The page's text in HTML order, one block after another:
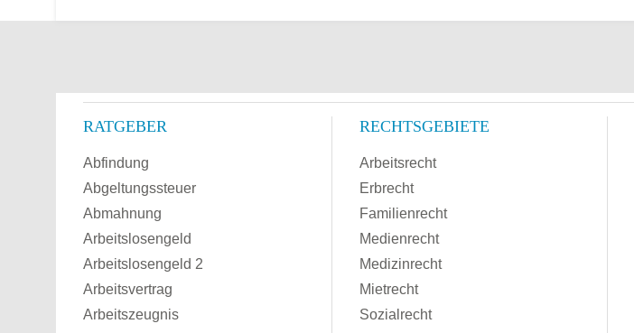
RATGEBER
Abfindung
Abgeltungssteuer
Abmahnung
Arbeitslosengeld
Arbeitslosengeld 2
Arbeitsvertrag
Arbeitszeugnis
RECHTSGEBIETE
Arbeitsrecht
Erbrecht
Familienrecht
Medienrecht
Medizinrecht
Mietrecht
Sozialrecht